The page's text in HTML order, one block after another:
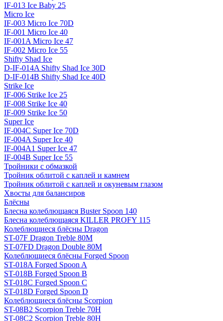
IF-013 Ice Baby 25
Micro Ice
IF-003 Micro Ice 70D
IF-001 Micro Ice 40
IF-001A Micro Ice 47
IF-002 Micro Ice 55
Shifty Shad Ice
D-IF-014A Shifty Shad Ice 30D
D-IF-014B Shifty Shad Ice 40D
Strike Ice
IF-006 Strike Ice 25
IF-008 Strike Ice 40
IF-009 Strike Ice 50
Super Ice
IF-004C Super Ice 70D
IF-004A Super Ice 40
IF-004A1 Super Ice 47
IF-004B Super Ice 55
Тройники с обмазкой
Тройник облитой с каплей и камнем
Тройник облитой с каплей и окуневым глазом
Хвосты для балансиров
Блёсны
Блесна колеблющаяся Buster Spoon 140
Блесна колеблющаяся KILLER PROFY 115
Колеблющиеся блёсны Dragon
ST-07F Dragon Treble 80M
ST-07FD Dragon Double 80M
Колеблющиеся блёсны Forged Spoon
ST-018A Forged Spoon A
ST-018B Forged Spoon B
ST-018C Forged Spoon C
ST-018D Forged Spoon D
Колеблющиеся блёсны Scorpion
ST-08B2 Scorpion Treble 70H
ST-08C2 Scorpion Treble 80H